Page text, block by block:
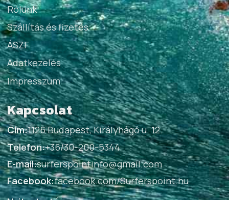
Rólunk
Szállítás és fizetés
ÁSZF
Adatkezelés
Impresszum
Kapcsolat
Cím:1126 Budapest, Királyhágó u. 12.
Telefon:+36/30-200-5344
E-mail:surferspointinfo@gmail.com
Facebook:facebook.com/Surferspoint.hu